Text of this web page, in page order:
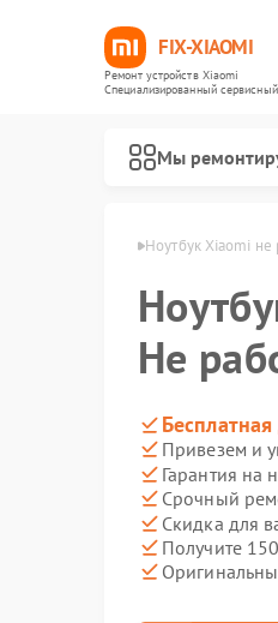
FIX-XIAOMI
Ремонт устройств Xiaomi
Специализированный cервисный
Мы
Xiaomi в Костроме Ноутбук Xiaomi не
Не
Привезем и
Гарантия на
Срочный
Скидка для
Получите